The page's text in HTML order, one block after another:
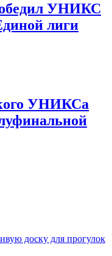
УНИКС
лиги
УНИКСа
доску для прогулок